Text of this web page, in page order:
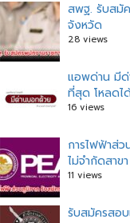
สพฐ. รับสมั
จังหวัด
28 views
แอพด่าน มี
ที่สุด โหลดไ
16 views
การไฟฟ้าส่
ไม่จำกัดสาข
11 views
รับสมัครสอ